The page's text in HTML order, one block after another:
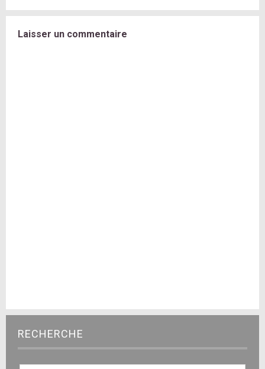
Laisser un commentaire
RECHERCHE